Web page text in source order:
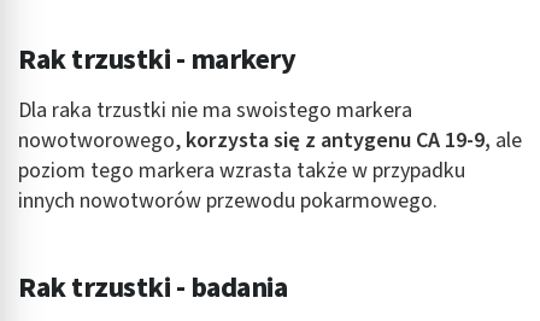
Rak trzustki - markery
Dla raka trzustki nie ma swoistego markera
nowotworowego, korzysta się z antygenu CA 19-9, ale
poziom tego markera wzrasta także w przypadku
innych nowotworów przewodu pokarmowego.
Rak trzustki - badania